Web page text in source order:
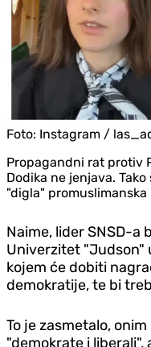
Foto: Instagram /
Propagandni rat protiv
Dodika ne jenjava.
"digla"
Naime, lider SNSD-a
Univerzitet "Judson"
kojem će dobiti
demokratije, te bi
To je zasmetalo,
"demokrate i liberali",